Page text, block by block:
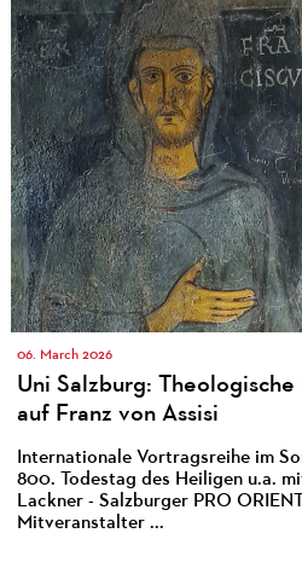
06. March 2026
Uni Salzburg:
auf Franz von Assisi
Internationale Vortragsreihe im
800. Todestag des Heiligen u.a.
Lackner - Salzburger PRO
Mitveranstalter ...